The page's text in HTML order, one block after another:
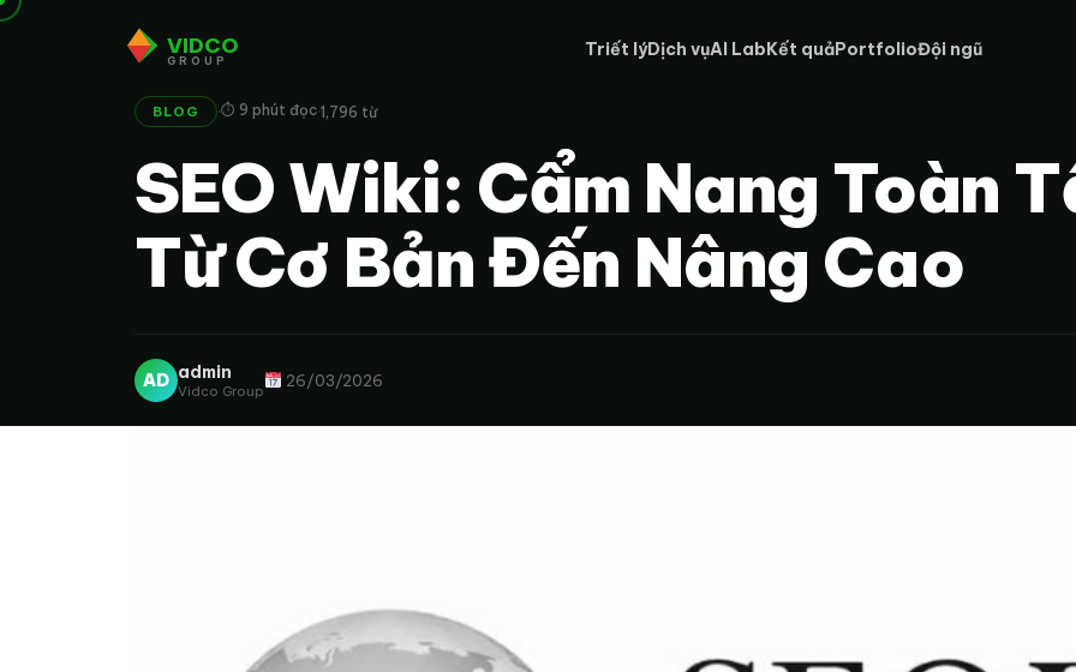
VIDCO
GROUP
Triết lýDịch vụAI LabKết quảPortfolioĐội ngũ
BLOG ·⏱ 9 phút đọc·1,796 từ
SEO Wiki: Cẩm Nang Toàn
Từ Cơ Bản Đến Nâng Cao
AD admin
Vidco Group
26/03/2026